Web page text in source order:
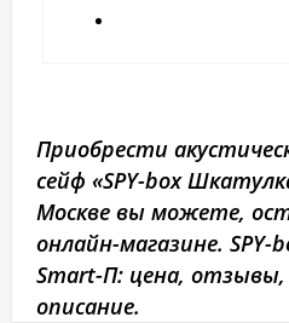
Приобрести
сейф «SPY-box
Москве вы можете,
онлайн-магазине.
Smart-П: цена, отзывы,
описание.